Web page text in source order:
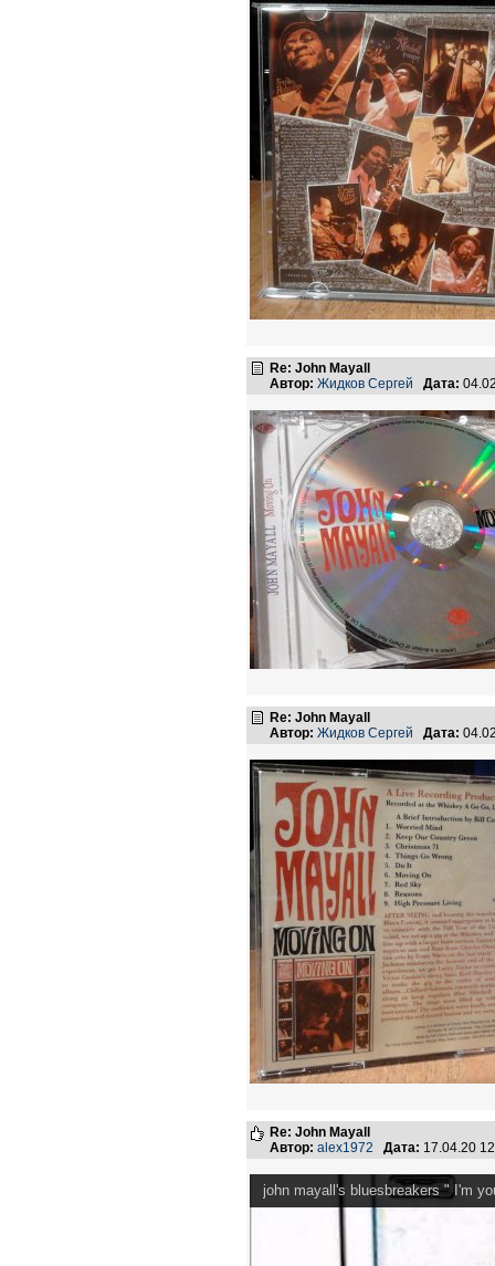
Re: John Mayall
Автор: Жидков Сергей Дата:
Re: John Mayall
Автор: Жидков Сергей Дата:
Re: John Mayall
Автор: alex1972 Дата: 17.04.20
john mayall's bluesbreakers " I'm